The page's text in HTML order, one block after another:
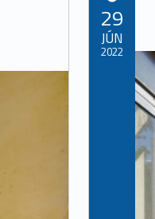
29
JÚN
2022